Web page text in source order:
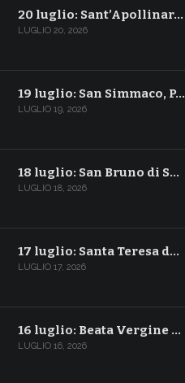
20 luglio: Sant’Apollinar…
LUGLIO 20, 2026
19 luglio: San Simmaco, P…
LUGLIO 19, 2026
18 luglio: San Bruno di S…
LUGLIO 18, 2026
17 luglio: Santa Teresa d…
LUGLIO 17, 2026
16 luglio: Beata Vergine …
LUGLIO 16, 2026